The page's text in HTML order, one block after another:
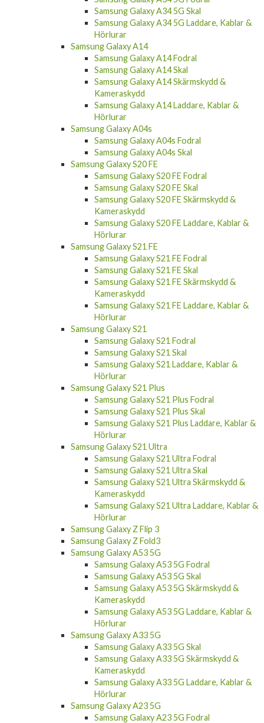
Samsung Galaxy A34 5G Skal
Samsung Galaxy A34 5G Laddare, Kablar &
Hörlurar
Samsung Galaxy A14
Samsung Galaxy A14 Fodral
Samsung Galaxy A14 Skal
Samsung Galaxy A14 Skärmskydd &
Kameraskydd
Samsung Galaxy A14 Laddare, Kablar &
Hörlurar
Samsung Galaxy A04s
Samsung Galaxy A04s Fodral
Samsung Galaxy A04s Skal
Samsung Galaxy S20 FE
Samsung Galaxy S20 FE Fodral
Samsung Galaxy S20 FE Skal
Samsung Galaxy S20 FE Skärmskydd &
Kameraskydd
Samsung Galaxy S20 FE Laddare, Kablar &
Hörlurar
Samsung Galaxy S21 FE
Samsung Galaxy S21 FE Fodral
Samsung Galaxy S21 FE Skal
Samsung Galaxy S21 FE Skärmskydd &
Kameraskydd
Samsung Galaxy S21 FE Laddare, Kablar &
Hörlurar
Samsung Galaxy S21
Samsung Galaxy S21 Fodral
Samsung Galaxy S21 Skal
Samsung Galaxy S21 Laddare, Kablar &
Hörlurar
Samsung Galaxy S21 Plus
Samsung Galaxy S21 Plus Fodral
Samsung Galaxy S21 Plus Skal
Samsung Galaxy S21 Plus Laddare, Kablar &
Hörlurar
Samsung Galaxy S21 Ultra
Samsung Galaxy S21 Ultra Fodral
Samsung Galaxy S21 Ultra Skal
Samsung Galaxy S21 Ultra Skärmskydd &
Kameraskydd
Samsung Galaxy S21 Ultra Laddare, Kablar &
Hörlurar
Samsung Galaxy Z Flip 3
Samsung Galaxy Z Fold3
Samsung Galaxy A53 5G
Samsung Galaxy A53 5G Fodral
Samsung Galaxy A53 5G Skal
Samsung Galaxy A53 5G Skärmskydd &
Kameraskydd
Samsung Galaxy A53 5G Laddare, Kablar &
Hörlurar
Samsung Galaxy A33 5G
Samsung Galaxy A33 5G Skal
Samsung Galaxy A33 5G Skärmskydd &
Kameraskydd
Samsung Galaxy A33 5G Laddare, Kablar &
Hörlurar
Samsung Galaxy A23 5G
Samsung Galaxy A23 5G Fodral